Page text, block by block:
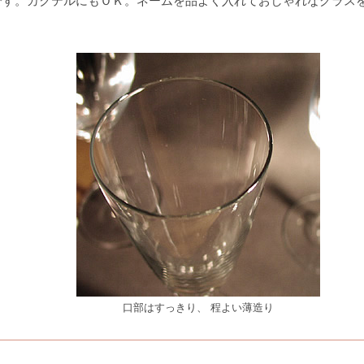
口部はすっきり、 程よい薄造り